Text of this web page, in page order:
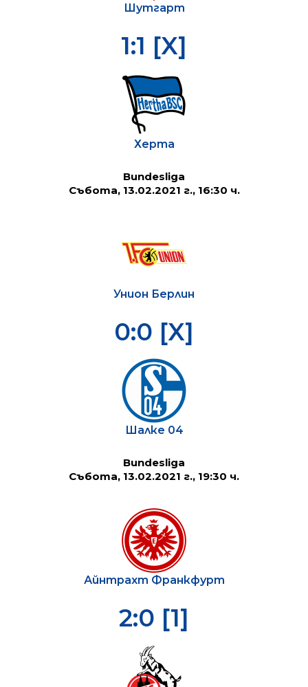
Шутгарт
1:1 [X]
Херта
Bundesliga
Събота, 13.02.2021 г., 16:30 ч.
Унион Берлин
0:0 [X]
Шалке 04
Bundesliga
Събота, 13.02.2021 г., 19:30 ч.
Айнтрахт Франкфурт
2:0 [1]